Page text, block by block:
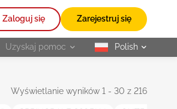
Zaloguj się Zarejestruj się
Uzyskaj pomoc selected
Polish
Wyświetlanie wyników 1 - 30 z 216